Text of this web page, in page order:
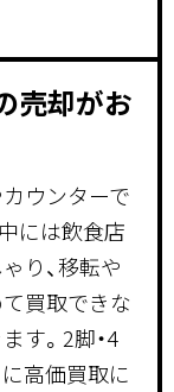
売却がお
ウンターで
には飲食店
り、移転や
買取できな
す。2脚・4
高価買取に